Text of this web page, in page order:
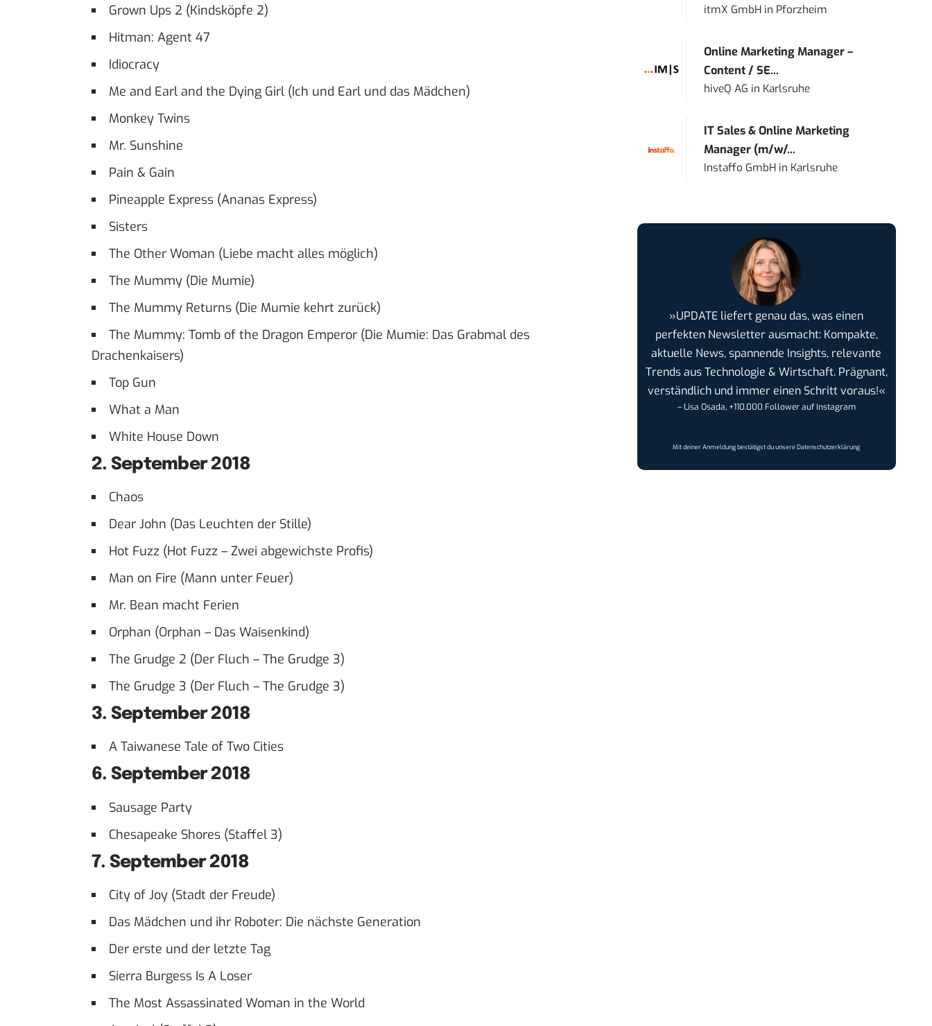
Grown Ups 2 (Kindsköpfe 2)
Hitman: Agent 47
Idiocracy
Me and Earl and the Dying Girl (Ich und Earl und das Mädchen)
Monkey Twins
Mr. Sunshine
Pain & Gain
Pineapple Express (Ananas Express)
Sisters
The Other Woman (Liebe macht alles möglich)
The Mummy (Die Mumie)
The Mummy Returns (Die Mumie kehrt zurück)
The Mummy: Tomb of the Dragon Emperor (Die Mumie: Das Grabmal des
Drachenkaisers)
Top Gun
What a Man
White House Down
2. September 2018
Chaos
Dear John (Das Leuchten der Stille)
Hot Fuzz (Hot Fuzz – Zwei abgewichste Profis)
Man on Fire (Mann unter Feuer)
Mr. Bean macht Ferien
Orphan (Orphan – Das Waisenkind)
The Grudge 2 (Der Fluch – The Grudge 3)
The Grudge 3 (Der Fluch – The Grudge 3)
3. September 2018
A Taiwanese Tale of Two Cities
6. September 2018
Sausage Party
Chesapeake Shores (Staffel 3)
7. September 2018
City of Joy (Stadt der Freude)
Das Mädchen und ihr Roboter: Die nächste Generation
Der erste und der letzte Tag
Sierra Burgess Is A Loser
The Most Assassinated Woman in the World
itmX GmbH in Pforzheim
Online Marketing Manager –
Content / SE...
hiveQ AG in Karlsruhe
IT Sales & Online Marketing
Manager (m/w/...
Instaffo GmbH in Karlsruhe
»UPDATE liefert genau das, was einen
perfekten Newsletter ausmacht: Kompakte,
aktuelle News, spannende Insights, relevante
Trends aus Technologie & Wirtschaft. Prägnant,
verständlich und immer einen Schritt voraus!«
– Lisa Osada, +110.000 Follower auf Instagram
Mit deiner Anmeldung bestätigst du unsereDatenschutzerklärung